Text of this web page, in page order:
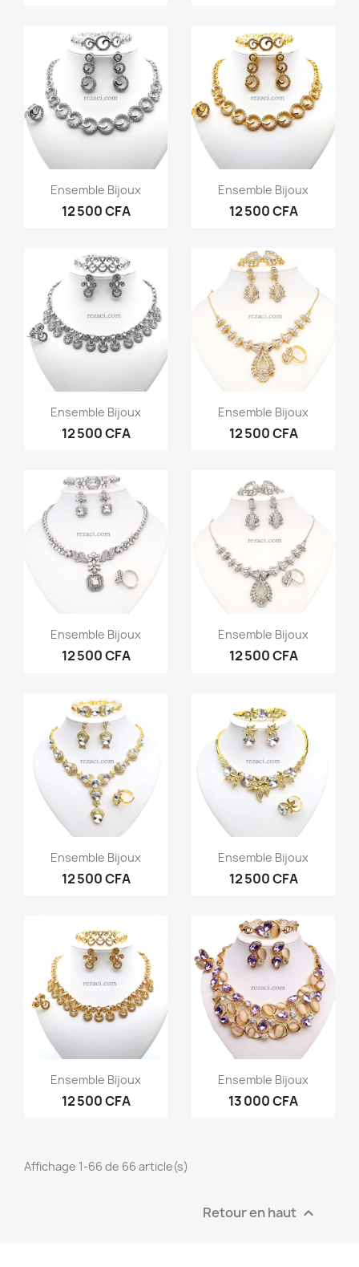
Aperçu rapide
Ensemble Bijoux
12 500 CFA
Aperçu rapide
Ensemble Bijoux
12 500 CFA
Aperçu rapide
Ensemble Bijoux
12 500 CFA
Aperçu rapide
Ensemble Bijoux
12 500 CFA
Aperçu rapide
Ensemble Bijoux
12 500 CFA
Aperçu rapide
Ensemble Bijoux
12 500 CFA
Aperçu rapide
Ensemble Bijoux
12 500 CFA
Aperçu rapide
Ensemble Bijoux
12 500 CFA
Aperçu rapide
Ensemble Bijoux
12 500 CFA
Aperçu rapide
Ensemble Bijoux
13 000 CFA
Affichage 1-66 de 66 article(s)
Retour en haut 